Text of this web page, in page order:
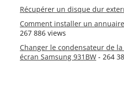
Récupérer un disque dur
Comment installer un
267 886 views
Changer le condensateur de
écran Samsung 931BW - 264